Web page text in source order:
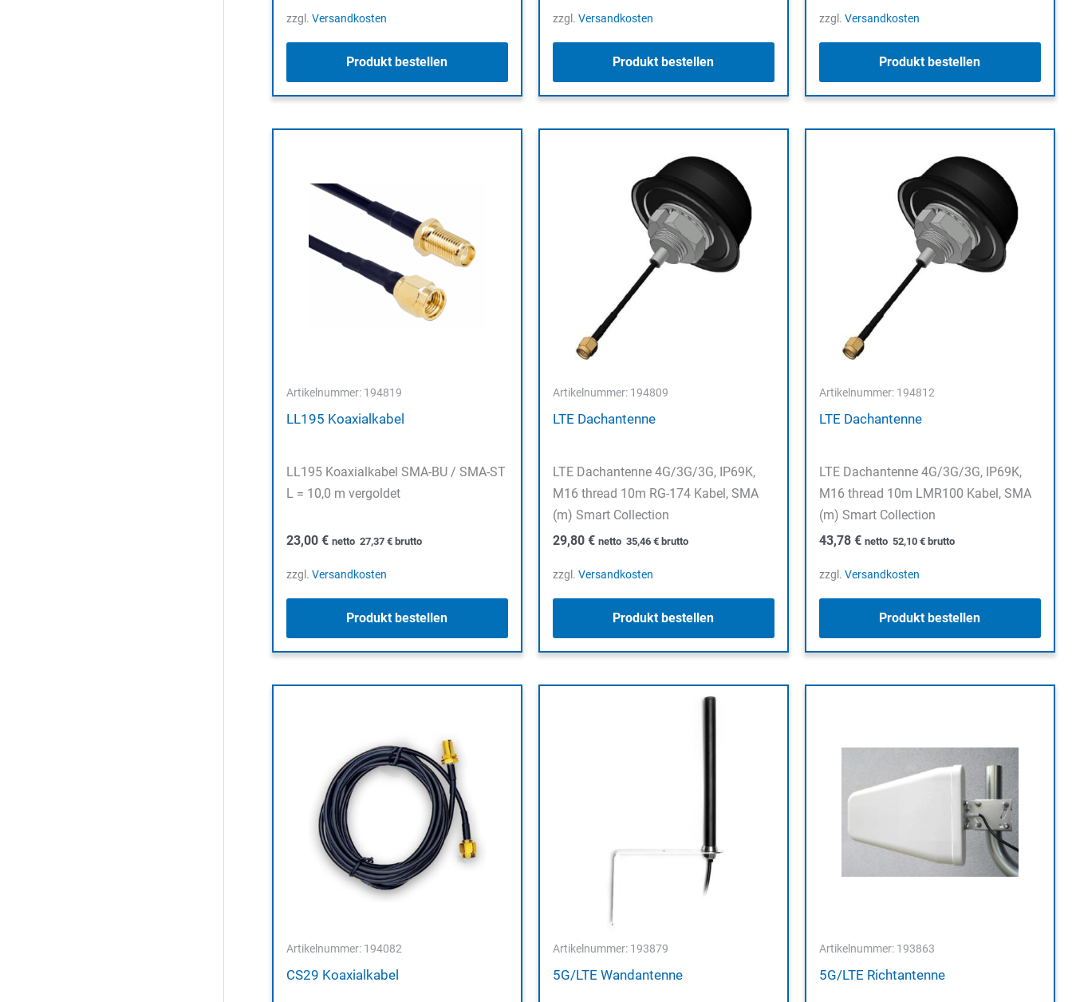
zzgl. Versandkosten
Produkt bestellen
zzgl. Versandkosten
Produkt bestellen
zzgl. Versandkosten
Produkt bestellen
Artikelnummer: 194819
LL195 Koaxialkabel
LL195 Koaxialkabel SMA-BU / SMA-ST
L = 10,0 m vergoldet
23,00 € netto 27,37 €brutto
zzgl. Versandkosten
Produkt bestellen
Artikelnummer: 194809
LTE Dachantenne
LTE Dachantenne 4G/3G/3G, IP69K,
M16 thread 10m RG-174 Kabel, SMA
(m) Smart Collection
29,80 € netto 35,46 €brutto
zzgl. Versandkosten
Produkt bestellen
Artikelnummer: 194812
LTE Dachantenne
LTE Dachantenne 4G/3G/3G, IP69K,
M16 thread 10m LMR100 Kabel, SMA
(m) Smart Collection
43,78 € netto 52,10 €brutto
zzgl. Versandkosten
Produkt bestellen
Artikelnummer: 194082
CS29 Koaxialkabel
Artikelnummer: 193879
5G/LTE Wandantenne
Artikelnummer: 193863
5G/LTE Richtantenne